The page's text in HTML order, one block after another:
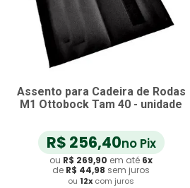
Assento para Cadeira de Rodas
M1 Ottobock Tam 40 - unidade
R$ 256,40no Pix
ou R$ 269,90 em até 6x
de R$ 44,98 sem juros
ou 12x com juros